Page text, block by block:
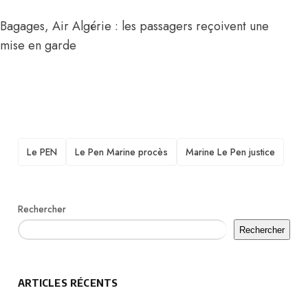
Bagages, Air Algérie : les passagers reçoivent une
mise en garde
TAGS
Le PEN Le Pen Marine procès Marine Le Pen justice
Rechercher
Rechercher
ARTICLES RÉCENTS